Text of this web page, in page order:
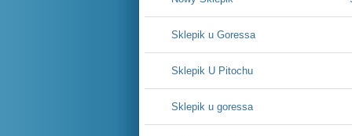
Sklepik u Goressa
Sklepik U Pitochu
Sklepik u goressa